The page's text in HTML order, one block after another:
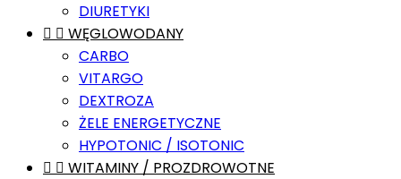
DIURETYKI
  WĘGLOWODANY
CARBO
VITARGO
DEXTROZA
ŻELE ENERGETYCZNE
HYPOTONIC / ISOTONIC
  WITAMINY / PROZDROWOTNE